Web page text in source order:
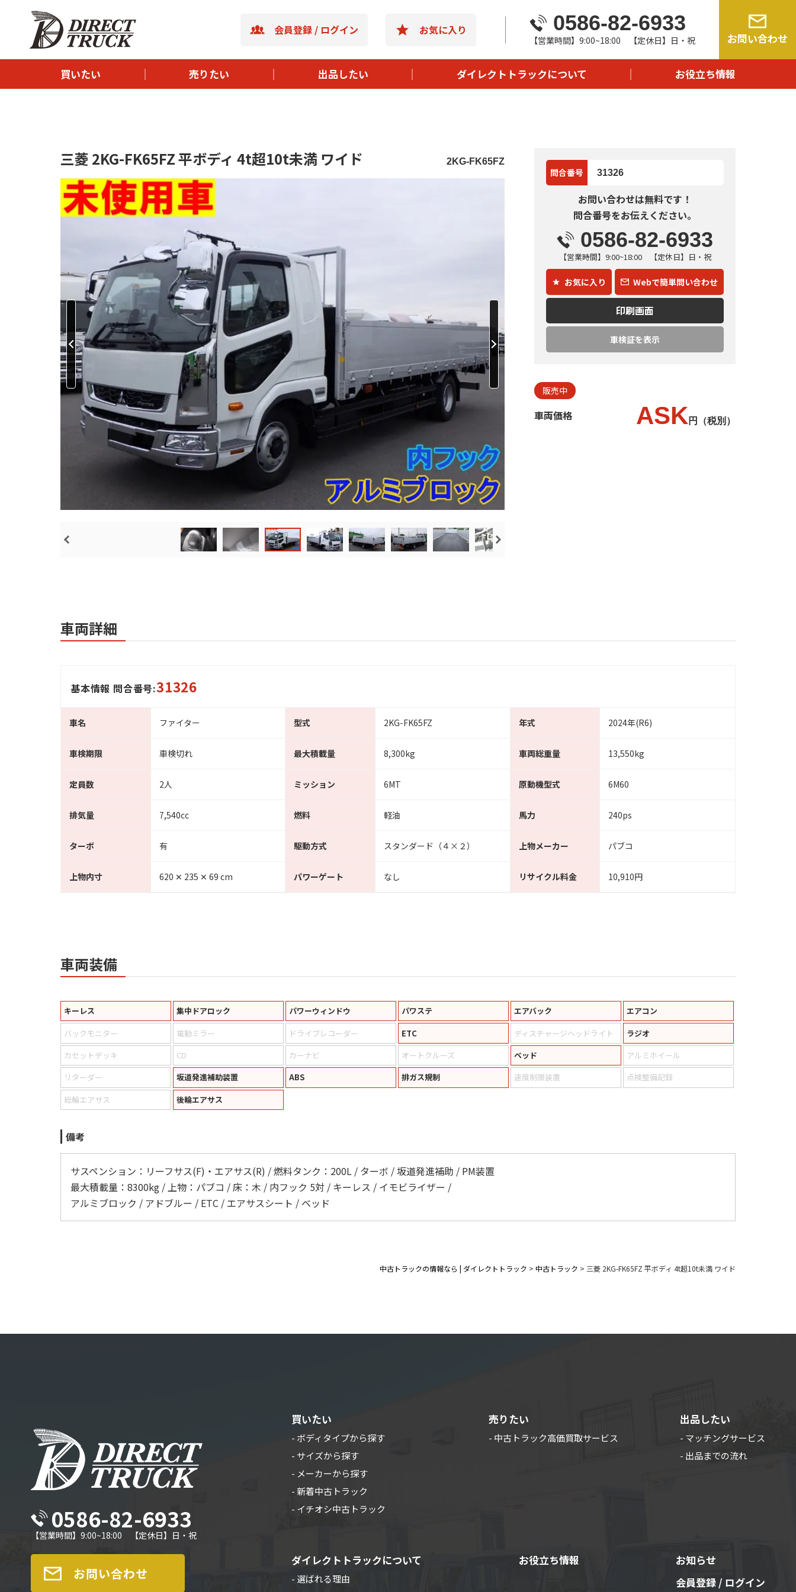
会員登録 / ログイン お気に入り 0586-82-6933
【営業時間】9:00~18:00 【定休日】日・祝 お問い合わせ
買いたい
- ボディタイプから探す
- サイズから探す
売りたい 出品したい ダイレクトトラックについて
- 選ばれる理由
- 購入までの流れ
お役立ち情報
三菱 2KG-FK65FZ 平ボディ 4t超10t未満 ワイド 2KG-FK65FZ
問合番号 31326
お問い合わせは無料です！
問合番号をお伝えください。
0586-82-6933
【営業時間】9:00~18:00 【定休日】日・祝
お気に入り Webで簡単問い合わせ
印刷画面
車検証を表示
販売中
車両価格 ASK 円（税別）
車両詳細
基本情報 問合番号:31326
車名 ファイター 型式 2KG-FK65FZ 年式 2024年(R6)
車検期限 車検切れ 最大積載量 8,300kg 車両総重量 13,550kg
定員数 2人 ミッション 6MT 原動機型式 6M60
排気量 7,540cc 燃料 軽油 馬力 240ps
ターボ 有 駆動方式 スタンダード（４×２） 上物メーカー パブコ
上物内寸 620 ✕ 235 ✕ 69 cm パワーゲート なし リサイクル料金 10,910円
車両装備
キーレス 集中ドアロック パワーウィンドウ パワステ エアバック
エアコン
バックモニター
電動ミラー ドライブレコーダー ETC ディスチャージヘッドライト
ラジオ
カセットデッキ
CD カーナビ オートクルーズ ベッド
アルミホイール
リターダー
坂道発進補助装置 ABS 排ガス規制 速度制限装置
点検整備記録
総輪エアサス
後輪エアサス
備考
サスペンション：リーフサス(F)・エアサス(R) / 燃料タンク：200L / ターボ / 坂道発進補助 / PM装置
最大積載量：8300kg / 上物：パブコ / 床：木 / 内フック 5対 / キーレス / イモビライザー /
アルミブロック / アドブルー / ETC / エアサスシート / ベッド
中古トラックの情報なら | ダイレクトトラック > 中古トラック > 三菱 2KG-FK65FZ 平ボディ 4t超10t未満 ワイド
0586-82-6933
【営業時間】9:00~18:00 【定休日】日・祝
お問い合わせ
買いたい
- ボディタイプから探す
- サイズから探す
- メーカーから探す
- 新着中古トラック
- イチオシ中古トラック
売りたい
- 中古トラック高価買取サービス
出品したい
- マッチングサービス
- 出品までの流れ
ダイレクトトラックについて
- 選ばれる理由
お役立ち情報
お知らせ
会員登録 / ログイン